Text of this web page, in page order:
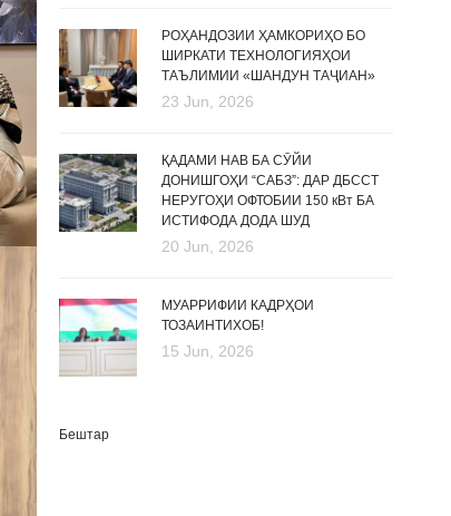
РОҲАНДОЗИИ ҲАМКОРИҲО БО
ШИРКАТИ ТЕХНОЛОГИЯҲОИ
ТАЪЛИМИИ «ШАНДУН ТАҶИАН»
23 Jun, 2026
ҚАДАМИ НАВ БА СӮЙИ
ДОНИШГОҲИ “САБЗ”: ДАР ДБССТ
НЕРУГОҲИ ОФТОБИИ 150 кВт БА
ИСТИФОДА ДОДА ШУД
20 Jun, 2026
МУАРРИФИИ КАДРҲОИ
ТОЗАИНТИХОБ!
15 Jun, 2026
Бештар